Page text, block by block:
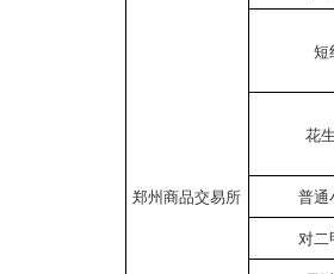
郑州商品交易所
短
花
普通
对二